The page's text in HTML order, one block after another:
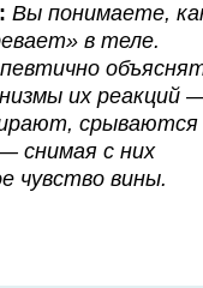
Вы понимаете,
в теле.
их реакций
срываются
снимая с них
чувство вины.